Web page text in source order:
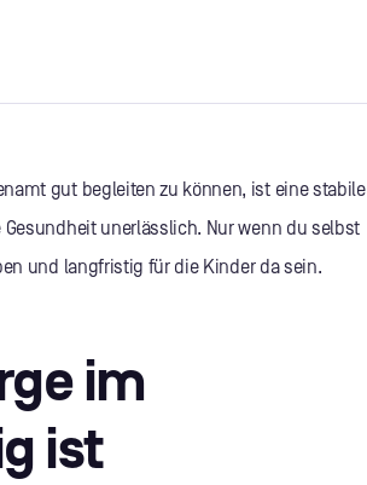
gut begleiten zu können, ist eine stabile
unerlässlich. Nur wenn du selbst
und langfristig für die Kinder da sein.
im
ist